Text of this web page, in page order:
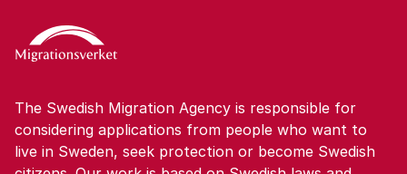
The Swedish Migration Agency is responsible for
considering applications from people who want to
live in Sweden, seek protection or become Swedish